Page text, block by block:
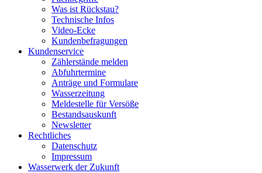
Was ist Rückstau?
Technische Infos
Video-Ecke
Kundenbefragungen
Kundenservice
Zählerstände melden
Abfuhrtermine
Anträge und Formulare
Wasserzeitung
Meldestelle für Versöße
Bestandsauskunft
Newsletter
Rechtliches
Datenschutz
Impressum
Wasserwerk der Zukunft